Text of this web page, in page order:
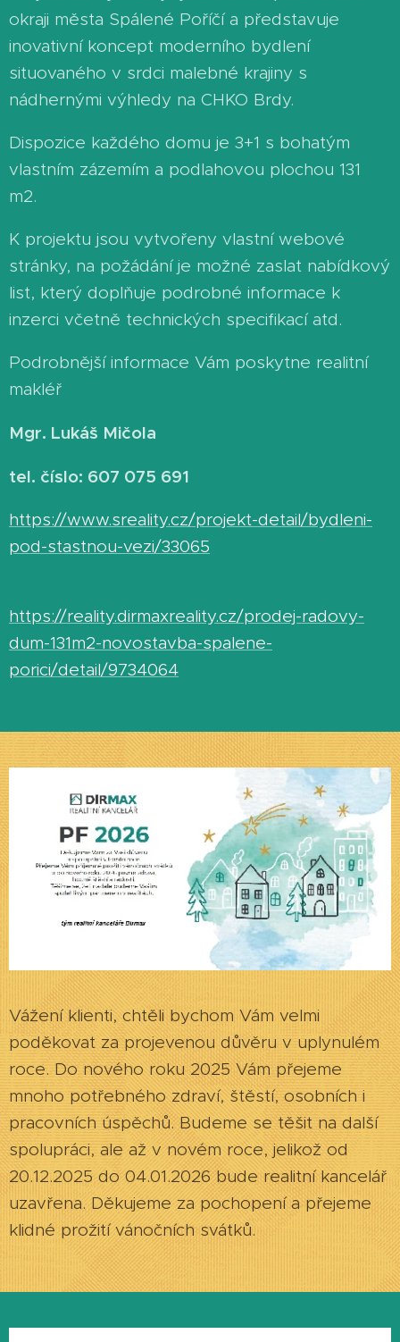
okraji města Spálené Poříčí a představuje
inovativní koncept moderního bydlení
situovaného v srdci malebné krajiny s
nádhernými výhledy na CHKO Brdy.
Dispozice každého domu je 3+1 s bohatým
vlastním zázemím a podlahovou plochou 131
m2.
K projektu jsou vytvořeny vlastní webové
stránky, na požádání je možné zaslat nabídkový
list, který doplňuje podrobné informace k
inzerci včetně technických specifikací atd.
Podrobnější informace Vám poskytne realitní
makléř
Mgr. Lukáš Mičola
tel. číslo: 607 075 691
https://www.sreality.cz/projekt-detail/bydleni-
pod-stastnou-vezi/33065
https://reality.dirmaxreality.cz/prodej-radovy-
dum-131m2-novostavba-spalene-
porici/detail/9734064
Vážení klienti, chtěli bychom Vám velmi
poděkovat za projevenou důvěru v uplynulém
roce. Do nového roku 2025 Vám přejeme
mnoho potřebného zdraví, štěstí, osobních i
pracovních úspěchů. Budeme se těšit na další
spolupráci, ale až v novém roce, jelikož od
20.12.2025 do 04.01.2026 bude realitní kancelář
uzavřena. Děkujeme za pochopení a přejeme
klidné prožití vánočních svátků.